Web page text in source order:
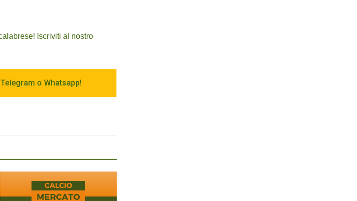
Iscriviti al nostro
o Whatsapp!